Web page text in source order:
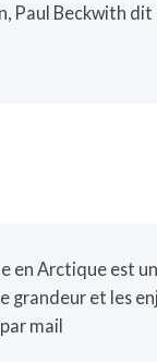
Paul Beckwith
en Arctique est
grandeur et les
mail